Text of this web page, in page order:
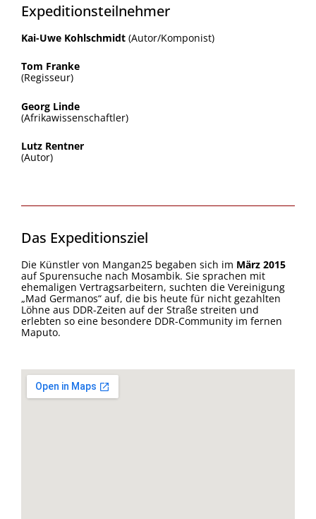
Expeditionsteilnehmer
Kai-Uwe Kohlschmidt (Autor/Komponist)
Tom Franke
(Regisseur)
Georg Linde
(Afrikawissenschaftler)
Lutz Rentner
(Autor)
Das Expeditionsziel
Die Künstler von Mangan25 begaben sich im März 2015
auf Spurensuche nach Mosambik. Sie sprachen mit
ehemaligen Vertragsarbeitern, suchten die Vereinigung
„Mad Germanos“ auf, die bis heute für nicht gezahlten
Löhne aus DDR-Zeiten auf der Straße streiten und
erlebten so eine besondere DDR-Community im fernen
Maputo.